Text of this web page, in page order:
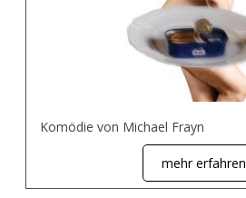
Komödie von Michael Frayn
mehr erfahren